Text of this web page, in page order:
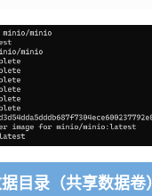
目录（共享数据卷）